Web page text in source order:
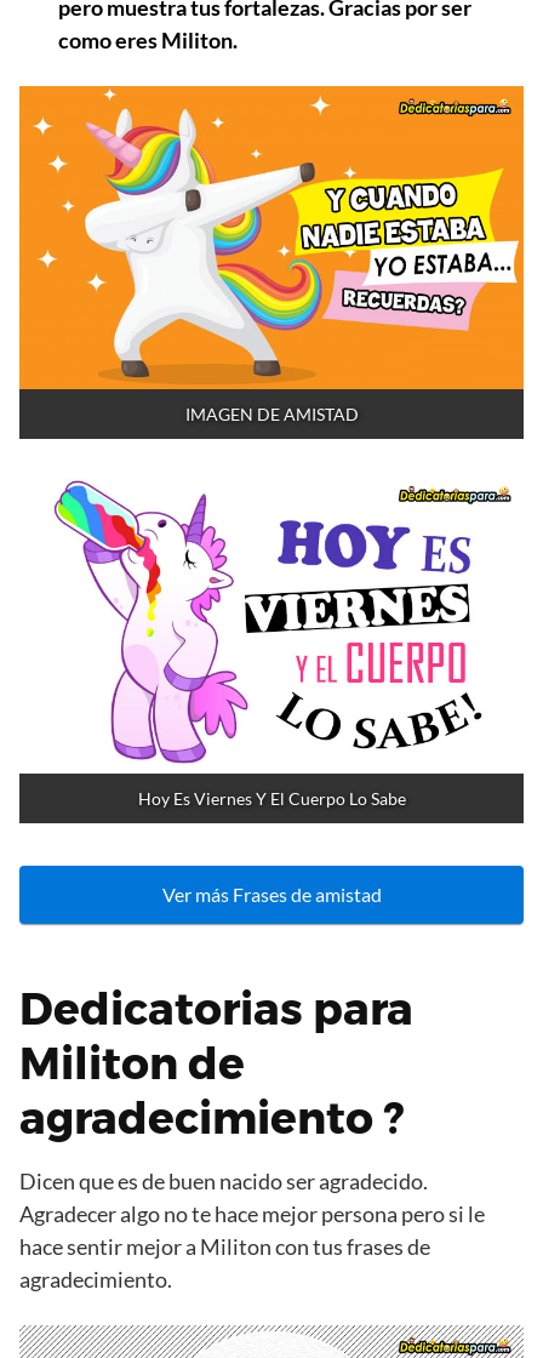
pero muestra tus fortalezas. Gracias por ser
como eres Militon.
IMAGEN DE AMISTAD
Hoy Es Viernes Y El Cuerpo Lo Sabe
Ver más Frases de amistad
Dedicatorias para
Militon de
agradecimiento ?
Dicen que es de buen nacido ser agradecido.
Agradecer algo no te hace mejor persona pero si le
hace sentir mejor a Militon con tus frases de
agradecimiento.